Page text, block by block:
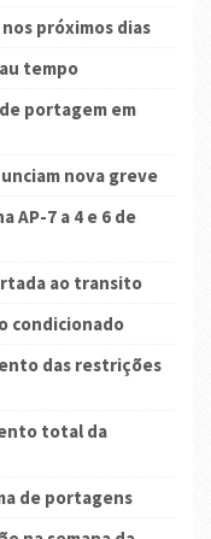
próximos dias
tempo
portagem em
nova greve
AP-7 a 4 e 6 de
ao transito
condicionado
das restrições
total da
de portagens